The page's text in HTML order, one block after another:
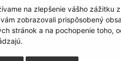
na zlepšenie vášho zážitku z
zobrazovali prispôsobený
stránok a na pochopenie toho,